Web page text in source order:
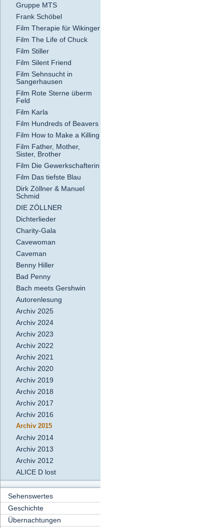
Gruppe MTS
Frank Schöbel
Film Therapie für Wikinger
Film The Life of Chuck
Film Stiller
Film Silent Friend
Film Sehnsucht in
Sangerhausen
Film Rote Sterne überm
Feld
Film Karla
Film Hundreds of Beavers
Film How to Make a Killing
Film Father, Mother,
Sister, Brother
Film Die Gewerkschafterin
Film Das tiefste Blau
Dirk Zöllner & Manuel
Schmid
DIE ZÖLLNER
Dichterlieder
Charity-Gala
Cavewoman
Caveman
Benny Hiller
Bad Penny
Bach meets Gershwin
Autorenlesung
Archiv 2025
Archiv 2024
Archiv 2023
Archiv 2022
Archiv 2021
Archiv 2020
Archiv 2019
Archiv 2018
Archiv 2017
Archiv 2016
Archiv 2015
Archiv 2014
Archiv 2013
Archiv 2012
ALICE D lost
Sehenswertes
Geschichte
Übernachtungen